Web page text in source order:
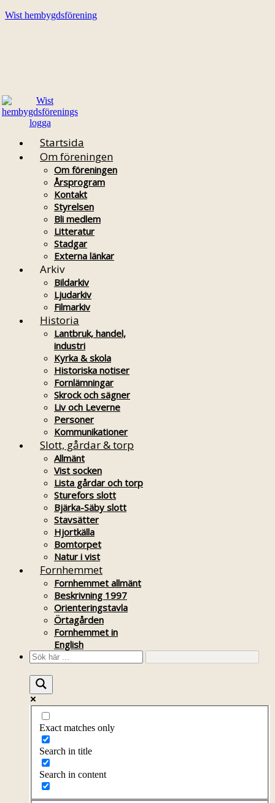
Wist hembygdsförening
Startsida
Om föreningen
Om föreningen
Årsprogram
Kontakt
Styrelsen
Bli medlem
Litteratur
Stadgar
Externa länkar
Arkiv
Bildarkiv
Ljudarkiv
Filmarkiv
Historia
Lantbruk, handel,
industri
Kyrka & skola
Historiska notiser
Fornlämningar
Skrock och sägner
Liv och Leverne
Personer
Kommunikationer
Slott, gårdar & torp
Allmänt
Vist socken
Lista gårdar och torp
Sturefors slott
Bjärka-Säby slott
Stavsätter
Hjortkälla
Bomtorpet
Natur i vist
Fornhemmet
Fornhemmet allmänt
Beskrivning 1997
Orienteringstavla
Örtagården
Fornhemmet in
English
Exact matches only
Search in title
Search in content